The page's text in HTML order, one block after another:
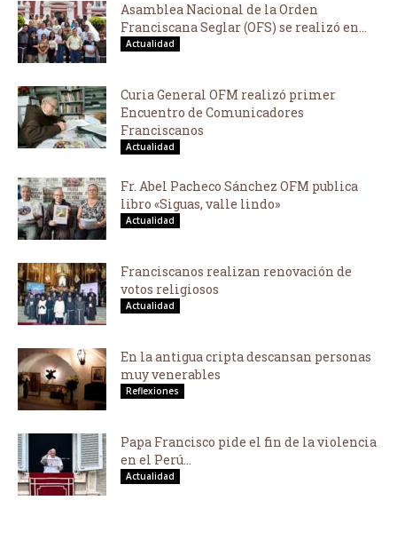
Asamblea Nacional de la Orden
Franciscana Seglar (OFS) se realizó en...
Actualidad
Curia General OFM realizó primer
Encuentro de Comunicadores
Franciscanos
Actualidad
Fr. Abel Pacheco Sánchez OFM publica
libro «Siguas, valle lindo»
Actualidad
Franciscanos realizan renovación de
votos religiosos
Actualidad
En la antigua cripta descansan personas
muy venerables
Reflexiones
Papa Francisco pide el fin de la violencia
en el Perú...
Actualidad